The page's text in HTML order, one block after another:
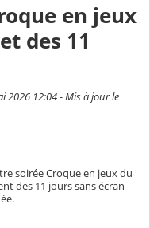
en jeux
des 11
2026 12:04 - Mis à jour le
soirée Croque en jeux du
des 11 jours sans écran